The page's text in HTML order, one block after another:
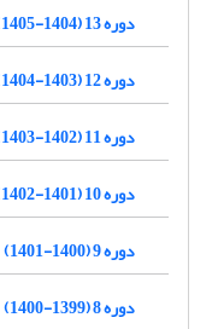
دوره 13 (1404-1405)
دوره 12 (1403-1404)
دوره 11 (1402-1403)
دوره 10 (1401-1402)
دوره 9 (1400-1401)
دوره 8 (1399-1400)